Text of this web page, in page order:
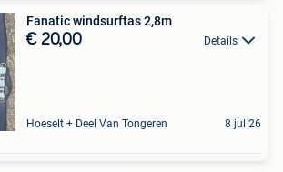
Fanatic windsurftas 2,8m
€ 20,00 Details
Hoeselt + Deel Van Tongeren 8 jul 26